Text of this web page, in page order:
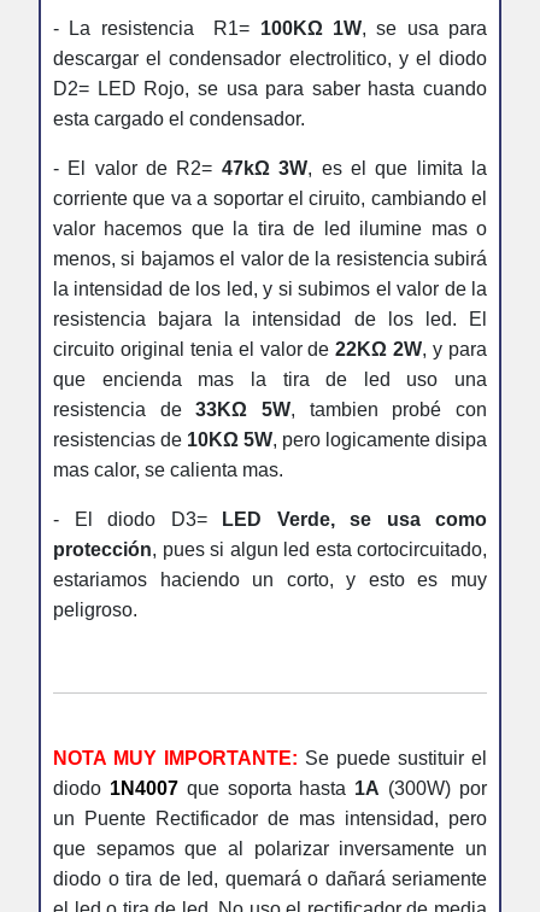
- La resistencia R1= 100KΩ 1W, se usa para
descargar el condensador electrolitico, y el diodo
D2= LED Rojo, se usa para saber hasta cuando
esta cargado el condensador.
- El valor de R2= 47kΩ 3W, es el que limita la
corriente que va a soportar el ciruito, cambiando el
valor hacemos que la tira de led ilumine mas o
menos, si bajamos el valor de la resistencia subirá
la intensidad de los led, y si subimos el valor de la
resistencia bajara la intensidad de los led. El
circuito original tenia el valor de 22KΩ 2W, y para
que encienda mas la tira de led uso una
resistencia de33KΩ 5W, tambien probé con
resistencias de 10KΩ 5W, pero logicamente disipa
mas calor, se calienta mas.
- El diodo D3=
LED Verde, se usa como
protección, pues si algun led esta cortocircuitado,
estariamos haciendo un corto, y esto es muy
peligroso.
NOTA MUY IMPORTANTE: Se puede sustituir el
diodo 1N4007que soporta hasta 1A (300W) por
un Puente Rectificador de mas intensidad, pero
que sepamos que al polarizar inversamente un
diodo o tira de led, quemará o dañará seriamente